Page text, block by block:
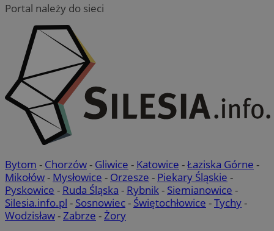
Portal należy do sieci
Bytom - Chorzów- Gliwice - Katowice -Łaziska Górne -
Mikołów- Mysłowice - Orzesze - Piekary Śląskie -
Pyskowice - Ruda Śląska - Rybnik- Siemianowice -
Silesia.info.pl - Sosnowiec- Świętochłowice -Tychy-
Wodzisław-Zabrze -Żory